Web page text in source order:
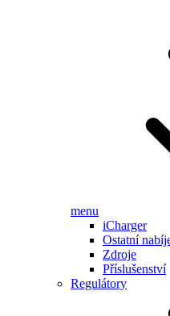
menu
iCharger
Ostatní
Zdroje
Příslušenství
Regulátory